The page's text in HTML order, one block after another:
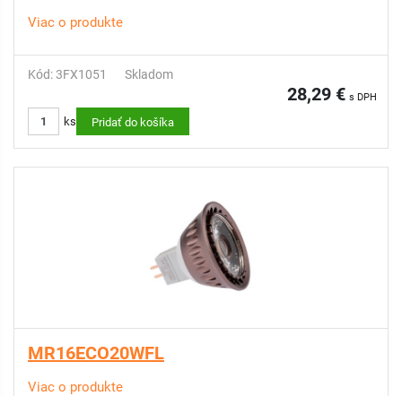
Viac o produkte
Kód: 3FX1051 Skladom
28,29 € s DPH
ks Pridať do košíka
MR16ECO20WFL
Viac o produkte